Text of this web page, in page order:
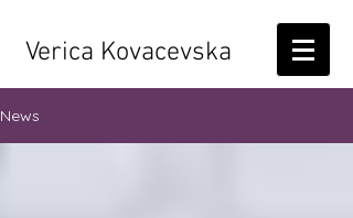
Verica Kovacevska
News